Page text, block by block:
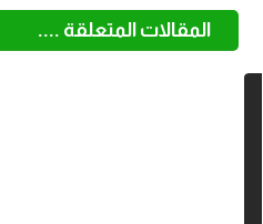
المقالات المتعلقة ....